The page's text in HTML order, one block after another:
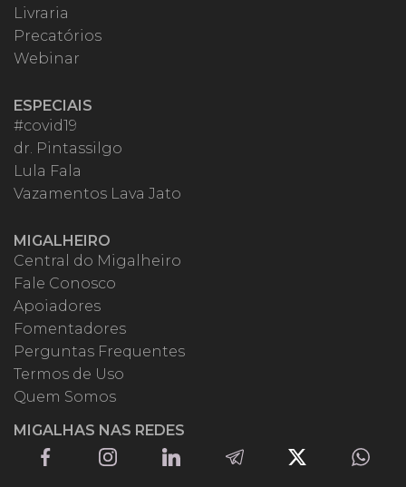
Livraria
Precatórios
Webinar
ESPECIAIS
#covid19
dr. Pintassilgo
Lula Fala
Vazamentos Lava Jato
MIGALHEIRO
Central do Migalheiro
Fale Conosco
Apoiadores
Fomentadores
Perguntas Frequentes
Termos de Uso
Quem Somos
MIGALHAS NAS REDES